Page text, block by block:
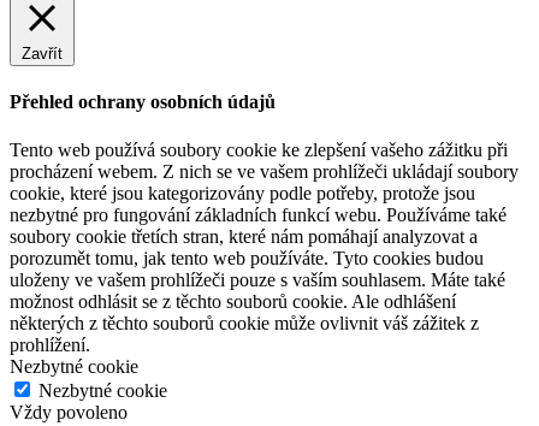
Zavřít
Přehled ochrany osobních údajů
Tento web používá soubory cookie ke zlepšení vašeho zážitku při
procházení webem. Z nich se ve vašem prohlížeči ukládají soubory
cookie, které jsou kategorizovány podle potřeby, protože jsou
nezbytné pro fungování základních funkcí webu. Používáme také
soubory cookie třetích stran, které nám pomáhají analyzovat a
porozumět tomu, jak tento web používáte. Tyto cookies budou
uloženy ve vašem prohlížeči pouze s vaším souhlasem. Máte také
možnost odhlásit se z těchto souborů cookie. Ale odhlášení
některých z těchto souborů cookie může ovlivnit váš zážitek z
prohlížení.
Nezbytné cookie
Nezbytné cookie
Vždy povoleno